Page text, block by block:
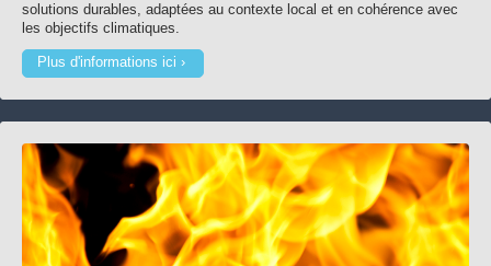
solutions durables, adaptées au contexte local et en cohérence avec
les objectifs climatiques.
Plus d'informations ici